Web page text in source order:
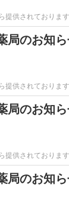
提供されておりま
局のお知
提供されておりま
局のお知
提供されておりま
局のお知